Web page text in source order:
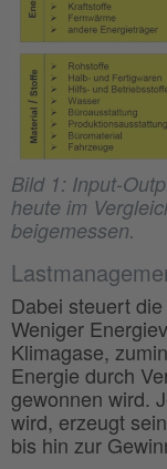
Bild 1: Input-
heute im
beigemessen.
Dabei steuert
Weniger
Klimagase,
Energie durch
gewonnen wird.
wird, erzeugt
bis hin zur